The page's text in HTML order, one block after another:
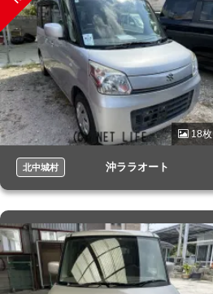
18枚
北中城村 沖ララオート